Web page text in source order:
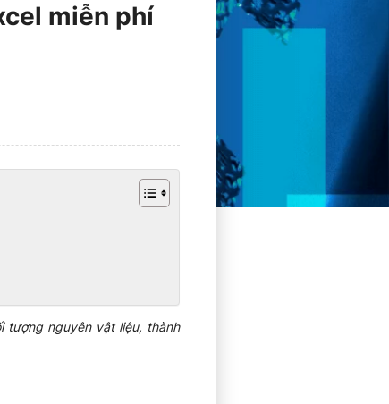
miễn phí
tượng nguyên vật liệu, thành